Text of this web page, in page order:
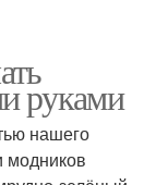
руками
нашего
модников